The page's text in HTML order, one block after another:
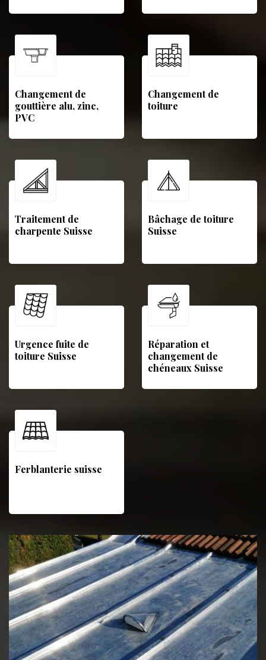
Changement de
gouttière alu, zinc,
PVC
Changement de
toiture
Traitement de
charpente Suisse
Bâchage de toiture
Suisse
Urgence fuite de
toiture Suisse
Réparation et
changement de
chéneaux Suisse
Ferblanterie suisse